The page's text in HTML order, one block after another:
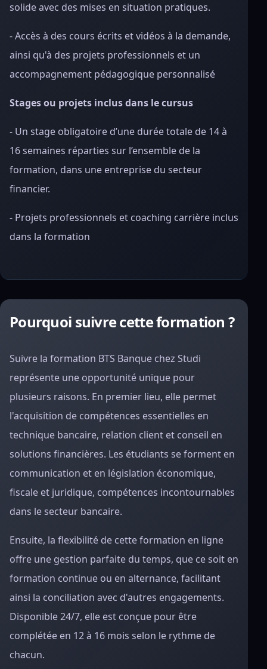
solide avec des mises en situation pratiques.
- Accès à des cours écrits et vidéos à la demande,
ainsi qu'à des projets professionnels et un
accompagnement pédagogique personnalisé
Stages ou projets inclus dans le cursus
- Un stage obligatoire d’une durée totale de 14 à
16 semaines réparties sur l’ensemble de la
formation, dans une entreprise du secteur
financier.
- Projets professionnels et coaching carrière inclus
dans la formation
Pourquoi suivre cette formation ?
Suivre la formation BTS Banque chez Studi
représente une opportunité unique pour
plusieurs raisons. En premier lieu, elle permet
l'acquisition de compétences essentielles en
technique bancaire, relation client et conseil en
solutions financières. Les étudiants se forment en
communication et en législation économique,
fiscale et juridique, compétences incontournables
dans le secteur bancaire.
Ensuite, la flexibilité de cette formation en ligne
offre une gestion parfaite du temps, que ce soit en
formation continue ou en alternance, facilitant
ainsi la conciliation avec d'autres engagements.
Disponible 24/7, elle est conçue pour être
complétée en 12 à 16 mois selon le rythme de
chacun.